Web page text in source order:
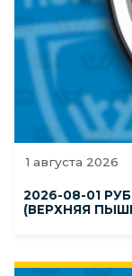
1 августа 2026
2026-08-01
(ВЕРХНЯЯ